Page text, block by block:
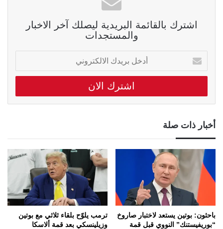
اشترك بالقائمة البريدية ليصلك آخر الاخبار
والمستجدات
أدخل
بريدك
الالكتروني
أخبار ذات صلة
باحثون: بوتين يستعد لاختبار صاروخ
“بوريفيستنك” النووي قبل قمة
ترمب يلوّح بلقاء ثلاثي مع بوتين
وزيلينسكي بعد قمة ألاسكا